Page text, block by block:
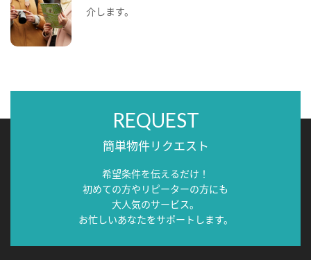
介します。
REQUEST
簡単物件リクエスト
希望条件を伝えるだけ！
初めての方やリピーターの方にも
大人気のサービス。
お忙しいあなたをサポートします。